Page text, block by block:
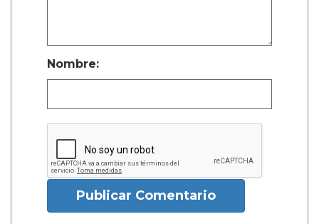
Nombre:
Publicar Comentario